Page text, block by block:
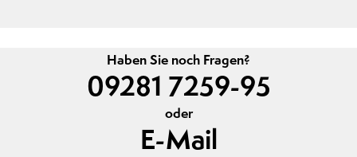
Haben Sie noch Fragen?
09281 7259-95
oder
E-Mail